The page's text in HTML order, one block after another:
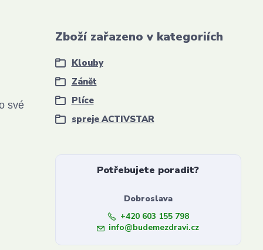
své
Zboží zařazeno v kategoriích
Klouby
Zánět
Plíce
spreje ACTIVSTAR
Potřebujete poradit?
Dobroslava
+420 603 155 798
info@budemezdravi.cz